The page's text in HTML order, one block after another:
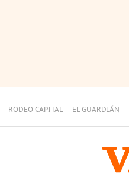
RODEO CAPITAL EL GUARDIÁN